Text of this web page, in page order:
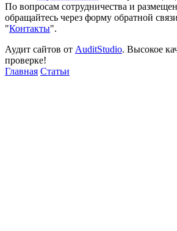
По вопросам сотрудничества и
обращайтесь через форму обратной
"Контакты".
Аудит сайтов от AuditStudio. Высокое
проверке!
Главная Статьи